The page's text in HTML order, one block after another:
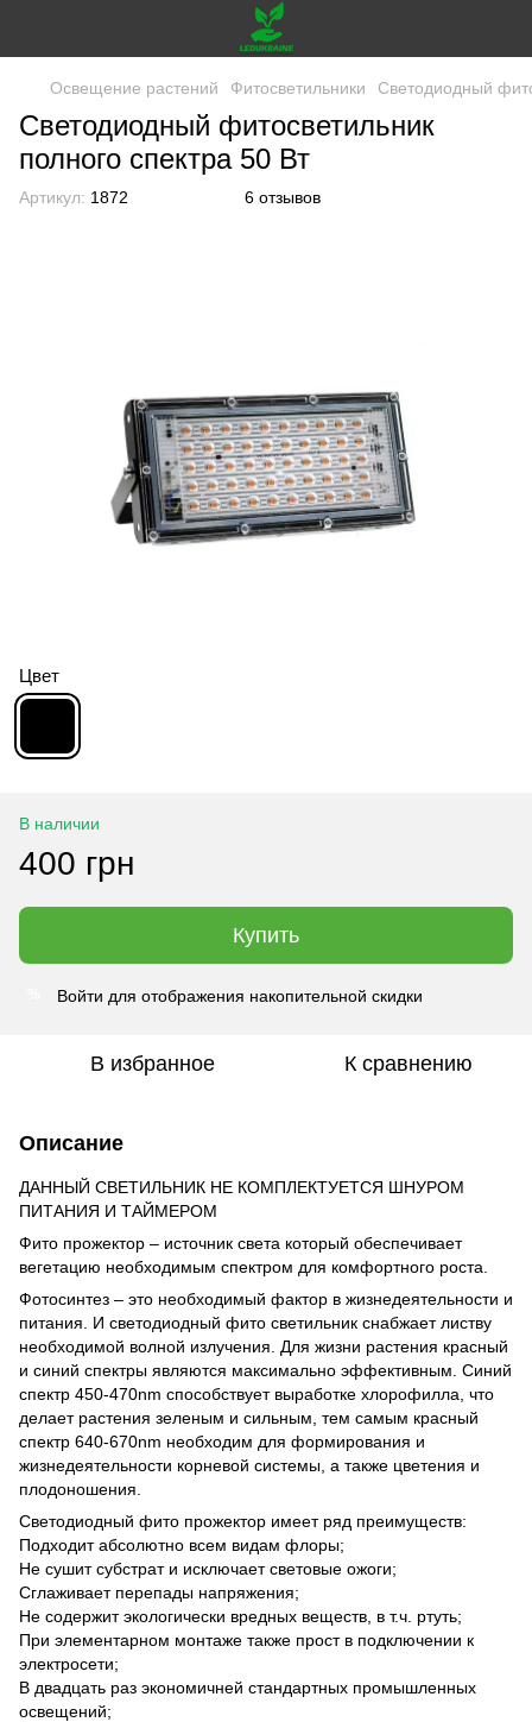
Освещение растений Фитосветильники Светодиодный
Светодиодный фитосветильник
полного спектра 50 Вт
Артикул: 1872 6 отзывов
Цвет
В наличии
400 грн
Купить
Войти для отображения накопительной скидки
В избранное К сравнению
Описание
ДАННЫЙ СВЕТИЛЬНИК НЕ КОМПЛЕКТУЕТСЯ ШНУРОМ
ПИТАНИЯ И ТАЙМЕРОМ
Фито прожектор – источник света который обеспечивает
вегетацию необходимым спектром для комфортного роста.
Фотосинтез – это необходимый фактор в жизнедеятельности и
питания. И светодиодный фито светильник снабжает листву
необходимой волной излучения. Для жизни растения красный
и синий спектры являются максимально эффективным. Синий
спектр 450-470nm способствует выработке хлорофилла, что
делает растения зеленым и сильным, тем самым красный
спектр 640-670nm необходим для формирования и
жизнедеятельности корневой системы, а также цветения и
плодоношения.
Светодиодный фито прожектор имеет ряд преимуществ:
Подходит абсолютно всем видам флоры;
Не сушит субстрат и исключает световые ожоги;
Сглаживает перепады напряжения;
Не содержит экологически вредных веществ, в т.ч. ртуть;
При элементарном монтаже также прост в подключении к
электросети;
В двадцать раз экономичней стандартных промышленных
освещений;